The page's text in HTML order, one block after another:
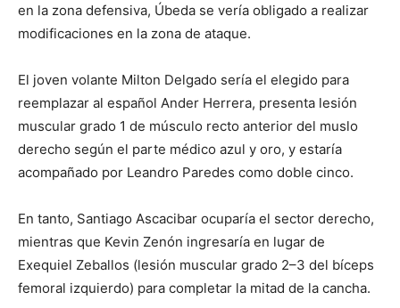
en la zona defensiva, Úbeda se vería obligado a realizar
modificaciones en la zona de ataque.
El joven volante Milton Delgado sería el elegido para
reemplazar al español Ander Herrera, presenta lesión
muscular grado 1 de músculo recto anterior del muslo
derecho según el parte médico azul y oro, y estaría
acompañado por Leandro Paredes como doble cinco.
En tanto, Santiago Ascacibar ocuparía el sector derecho,
mientras que Kevin Zenón ingresaría en lugar de
Exequiel Zeballos (lesión muscular grado 2–3 del bíceps
femoral izquierdo) para completar la mitad de la cancha.